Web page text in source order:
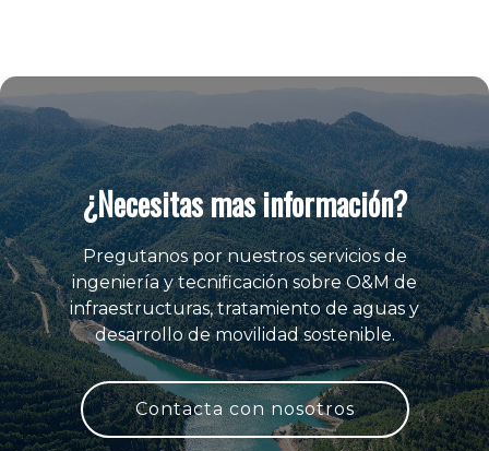
¿Necesitas mas información?
Pregutanos por nuestros servicios de
ingeniería y tecnificación sobre O&M de
infraestructuras, tratamiento de aguas y
desarrollo de movilidad sostenible.
Contacta con nosotros